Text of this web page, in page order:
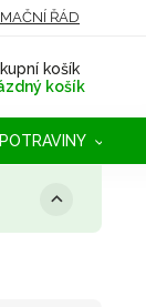
ŘÁD
košík
košík
POTRAVINY